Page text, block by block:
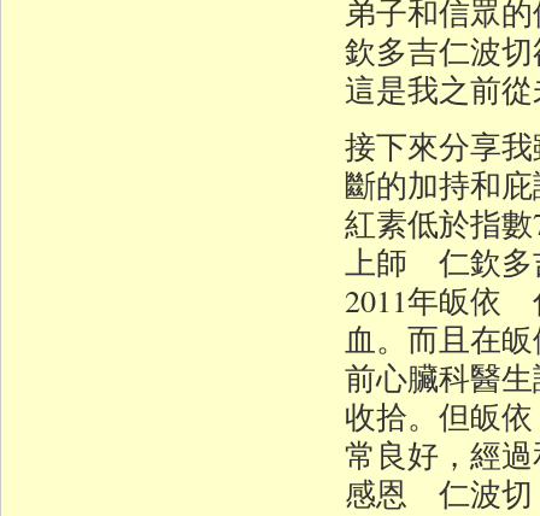
弟子和信眾
欽多吉仁波
這是我之前
接下來分享
斷的加持和
紅素低於指
上師 仁欽多
2011年皈依
血。而且在
前心臟科醫
收拾。但皈
常良好，經
感恩 仁波切